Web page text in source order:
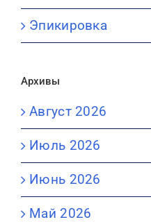
Эпикировка
Архивы
Август 2026
Июль 2026
Июнь 2026
Май 2026